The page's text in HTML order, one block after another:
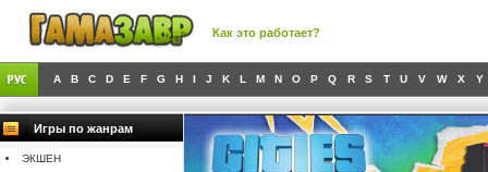
Как это работает?
A B C D E F G H I J K L M N O P Q R S T U V W X Y
Игры по жанрам
ЭКШЕН